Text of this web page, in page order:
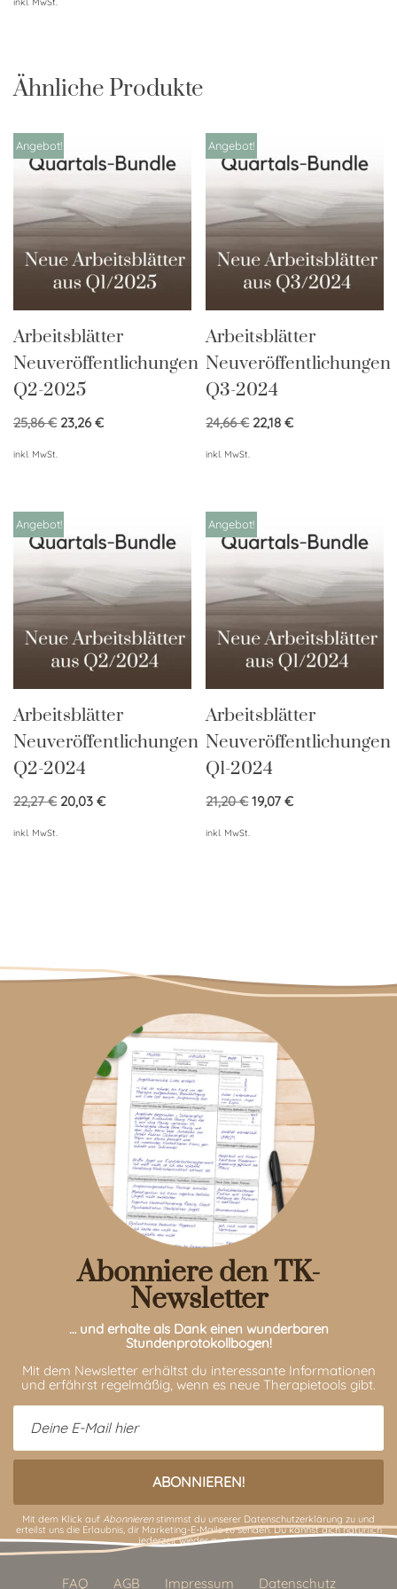
Ähnliche Produkte
Angebot!
Arbeitsblätter
Neuveröffentlichungen
Q2-2025
25,86€ 23,26€
inkl. MwSt.
Angebot!
Arbeitsblätter
Neuveröffentlichungen
Q3-2024
24,66€ 22,18€
inkl. MwSt.
Angebot!
Arbeitsblätter
Neuveröffentlichungen
Q2-2024
22,27€ 20,03 €
inkl. MwSt.
Angebot!
Arbeitsblätter
Neuveröffentlichungen
Q1-2024
21,20€ 19,07€
inkl. MwSt.
Abonniere den TK-
Newsletter
… und erhalte als Dank einen wunderbaren
Stundenprotokollbogen!
Mit dem Newsletter erhältst du interessante Informationen
und erfährst regelmäßig, wenn es neue Therapietools gibt.
Mit dem Klick auf Abonnierenstimmst du unserer Datenschutzerklärung zu und
erteilst uns die Erlaubnis, dir Marketing-E-Mails zu senden. Du kannst dich natürlich
jederzeit wieder austragen.
FAQ AGB Impressum Datenschutz